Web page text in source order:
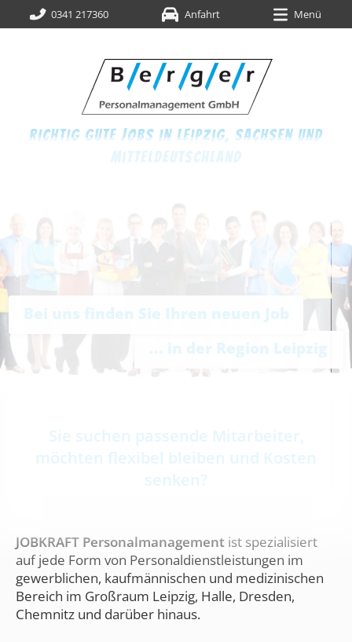
0341 217360 Anfahrt Menü
richtig gute jobs in leipzig, sachsen und
mitteldeutschland
... in der Region Leipzig
Bei uns finden Sie Ihren neuen Job
Sie suchen passende Mitarbeiter,
möchten flexibel bleiben und Kosten
senken?
JOBKRAFT Personalmanagement ist spezialisiert
auf jede Form von Personaldienstleistungen im
gewerblichen, kaufmännischen und medizinischen
Bereich im Großraum Leipzig, Halle, Dresden,
Chemnitz und darüber hinaus.